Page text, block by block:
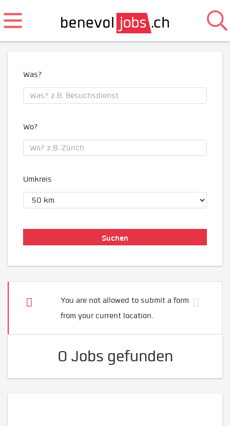
Was?
Wo?
Umkreis
You are not allowed to submit a form
from your current location.
0 Jobs gefunden